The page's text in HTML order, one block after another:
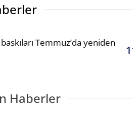
Temmuz’da yeniden
Haberler